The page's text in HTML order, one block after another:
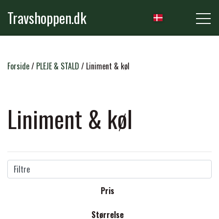
Travshoppen.dk
NYHEDER
HEST
GRIMER & TRÆKTOVE
RYTTER
RIDEBUKSER & LEGGINS
TRØJER, BLUSER & T-SHIRTS
PLEJE & STALD
STRIGLER & TILBEHØR
Forside PLEJE & STALD Liniment & køl
Liniment & køl
Filtre
Pris
Størrelse